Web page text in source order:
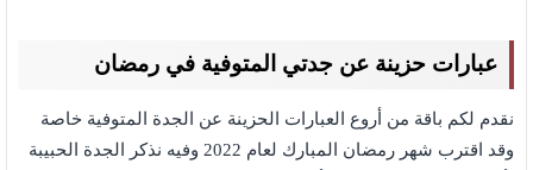
عبارات حزينة عن جدتي المتوفية في رمضان
نقدم لكم باقة من أروع العبارات الحزينة عن الجدة المتوفية خاصة
وقد اقترب شهر رمضان المبارك لعام 2022 وفيه نذكر الجدة الحبيبة